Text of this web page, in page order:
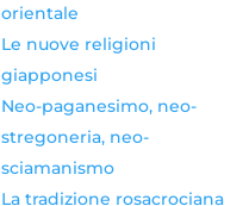
orientale
Le nuove religioni
giapponesi
Neo-paganesimo, neo-
stregoneria, neo-
sciamanismo
La tradizione rosacrociana